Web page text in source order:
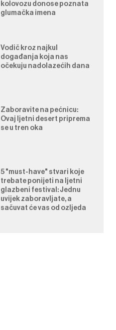
kolovozu donose poznata
glumačka imena
Vodič kroz najkul
događanja koja nas
očekuju nadolazećih dana
Zaboravite na pećnicu:
Ovaj ljetni desert priprema
se u tren oka
5 "must-have" stvari koje
trebate ponijeti na ljetni
glazbeni festival: Jednu
uvijek zaboravljate, a
sačuvat će vas od ozljeda